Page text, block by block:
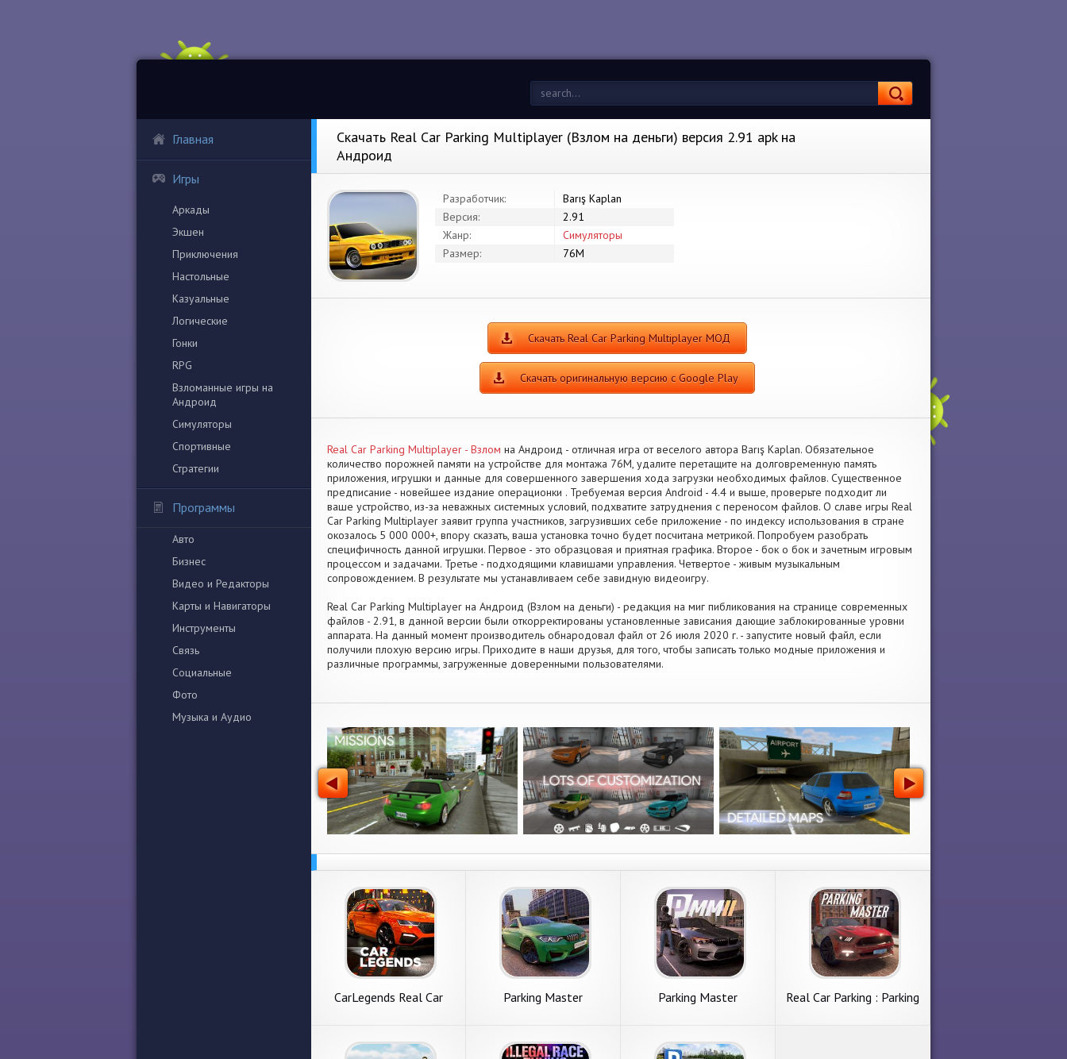
Главная
Игры
Аркады
Экшен
Приключения
Настольные
Казуальные
Логические
Гонки
RPG
Взломанные игры на
Андроид
Симуляторы
Спортивные
Стратегии
Программы
Авто
Бизнес
Видео и Редакторы
Карты и Навигаторы
Инструменты
Связь
Социальные
Фото
Музыка и Аудио
Скачать Real Car Parking Multiplayer (Взлом на деньги) версия 2.91 apk на
Андроид
Разработчик:
Barış Kaplan
Версия:
2.91
Жанр:
Симуляторы
Размер:
76M
Скачать Real Car Parking Multiplayer МОД
Скачать оригинальную версию с Google Play
Real Car Parking Multiplayer - Взлом на Андроид - отличная игра от веселого автора Barış Kaplan. Обязательное
количество порожней памяти на устройстве для монтажа 76M, удалите перетащите на долговременную память
приложения, игрушки и данные для совершенного завершения хода загрузки необходимых файлов. Существенное
предписание - новейшее издание операционки . Требуемая версия Android - 4.4 и выше, проверьте подходит ли
ваше устройство, из-за неважных системных условий, подхватите затруднения с переносом файлов. О славе игры Real
Car Parking Multiplayer заявит группа участников, загрузивших себе приложение - по индексу использования в стране
окозалось 5 000 000+, впору сказать, ваша установка точно будет посчитана метрикой. Попробуем разобрать
специфичность данной игрушки. Первое - это образцовая и приятная графика. Второе - бок о бок и зачетным игровым
процессом и задачами. Третье - подходящими клавишами управления. Четвертое - живым музыкальным
сопровождением. В результате мы устанавливаем себе завидную видеоигру.
Real Car Parking Multiplayer на Андроид (Взлом на деньги) - редакция на миг пибликования на странице современных
файлов - 2.91, в данной версии были откорректированы установленные зависания дающие заблокированные уровни
аппарата. На данный момент производитель обнародовал файл от 26 июля 2020 г. - запустите новый файл, если
получили плохую версию игры. Приходите в наши друзья, для того, чтобы записать только модные приложения и
различные программы, загруженные доверенными пользователями.
CarLegends Real Car
Parking Master
Parking Master
Real Car Parking : Parking